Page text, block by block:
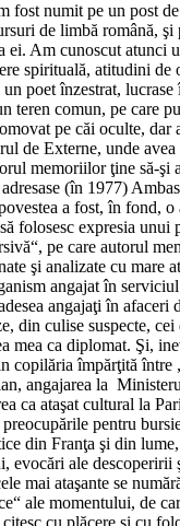
numit pe un post
de limbă română,
ei. Am cunoscut atunci
spirituală, atitudini de
poet înzestrat,
teren comun, pe care
pe căi oculte,
de Externe, unde
memoriilor ţine să-şi
(în 1977)
a fost, în fond,
folosesc expresia
pe care autorul
şi analizate cu mare
angajat în
angajaţi în
din culise suspecte,
mea ca diplomat. Şi,
copilăria împărţită între
angajarea la
ca ataşat cultural la
pentru
din Franţa şi din
ale
mai ataşante se
ale momentului, de